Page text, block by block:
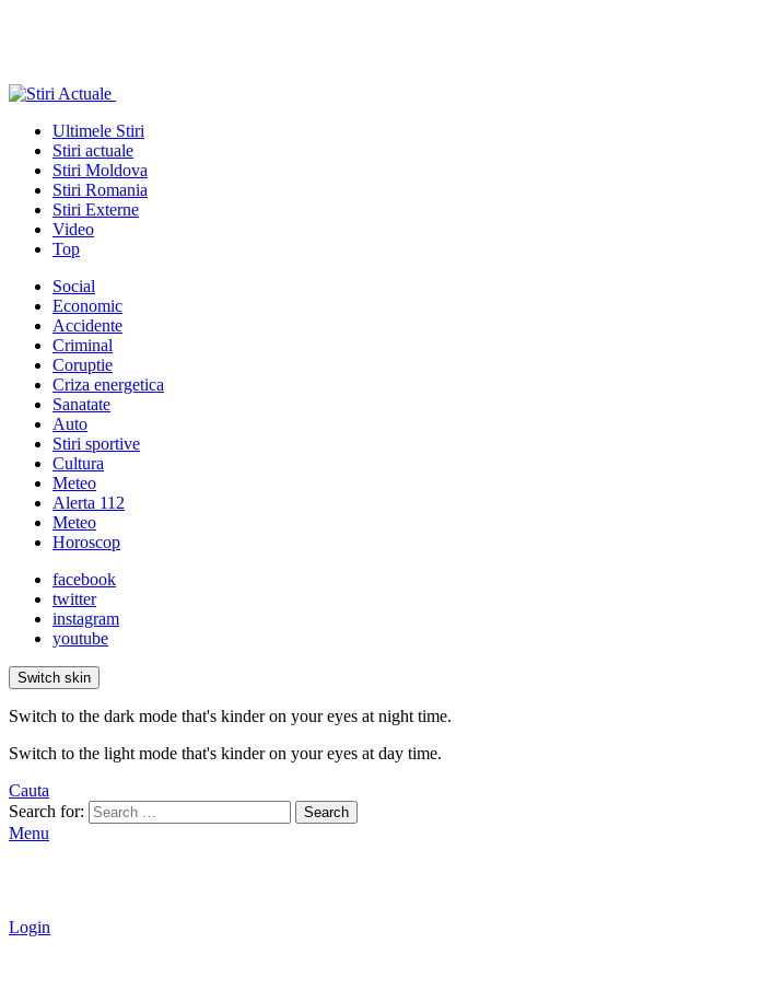
Ultimele Stiri
Stiri actuale
Stiri Moldova
Stiri Romania
Stiri Externe
Video
Top
Social
Economic
Accidente
Criminal
Coruptie
Criza energetica
Sanatate
Auto
Stiri sportive
Cultura
Meteo
Alerta 112
Meteo
Horoscop
facebook
twitter
instagram
youtube
Switch skin
Switch to the dark mode that's kinder on your eyes at night time.
Switch to the light mode that's kinder on your eyes at day time.
Cauta
Search for:
Search
Menu
Login